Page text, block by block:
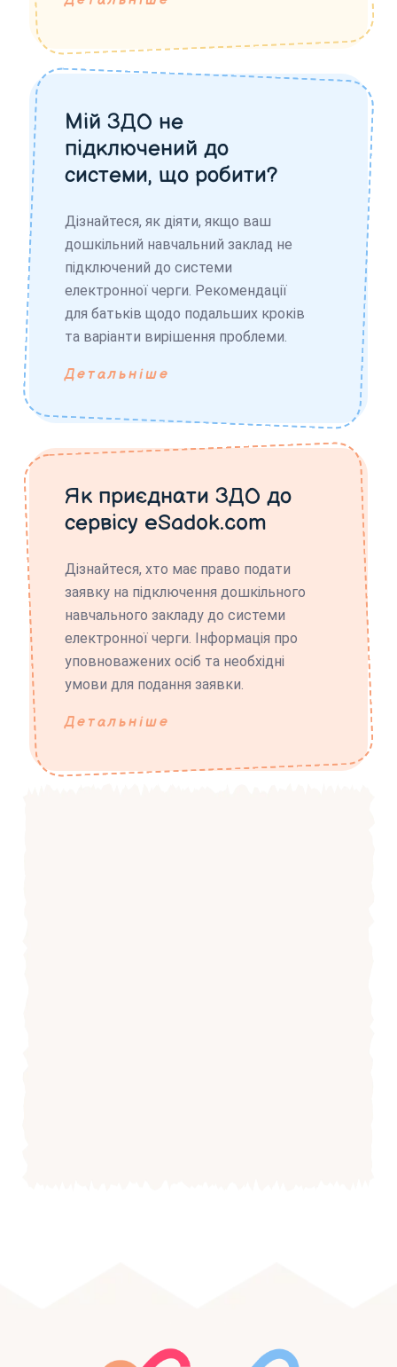
Мій ЗДО не
підключений до
системи, що робити?
Дізнайтеся, як діяти, якщо ваш
дошкільний навчальний заклад не
підключений до системи
електронної черги. Рекомендації
для батьків щодо подальших кроків
та варіанти вирішення проблеми.
Детальніше
Як приєднати ЗДО до
сервісу eSadok.com
Дізнайтеся, хто має право подати
заявку на підключення дошкільного
навчального закладу до системи
електронної черги. Інформація про
уповноважених осіб та необхідні
умови для подання заявки.
Детальніше